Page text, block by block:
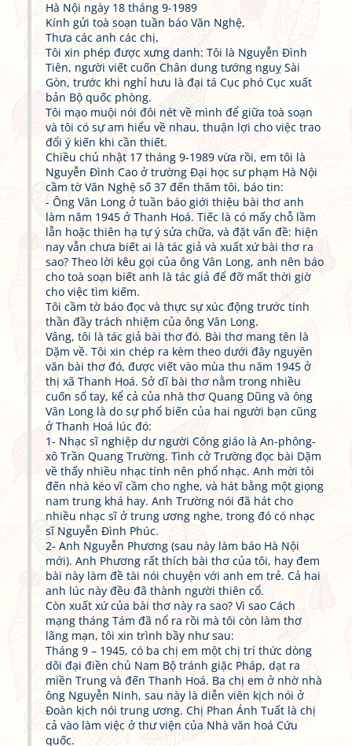
Hà Nội ngày 18 tháng 9-1989
Kính gửi toà soạn tuần báo Văn Nghệ,
Thưa các anh các chị,
Tôi xin phép được xưng danh: Tôi là Nguyễn Đình
Tiên, người viết cuốn Chân dung tướng nguỵ Sài
Gòn, trước khi nghỉ hưu là đại tá Cục phó Cục xuất
bản Bộ quốc phòng.
Tôi mạo muội nói đôi nét về mình để giữa toà soạn
và tôi có sự am hiểu về nhau, thuận lợi cho việc trao
đổi ý kiến khi cần thiết.
Chiều chủ nhật 17 tháng 9-1989 vừa rồi, em tôi là
Nguyễn Đình Cao ở trường Đại học sư phạm Hà Nội
cầm tờ Văn Nghệ số 37 đến thăm tôi, báo tin:
- Ông Vân Long ở tuần báo giới thiệu bài thơ anh
làm năm 1945 ở Thanh Hoá. Tiếc là có mấy chỗ lầm
lẫn hoặc thiên hạ tự ý sửa chữa, và đặt vấn đề: hiện
nay vẫn chưa biết ai là tác giả và xuất xứ bài thơ ra
sao? Theo lời kêu gọi của ông Vân Long, anh nên báo
cho toà soạn biết anh là tác giả để đỡ mất thời giờ
cho việc tìm kiếm.
Tôi cầm tờ báo đọc và thực sự xúc động trước tinh
thần đầy trách nhiệm của ông Vân Long.
Vâng, tôi là tác giả bài thơ đó. Bài thơ mang tên là
Dặm về. Tôi xin chép ra kèm theo dưới đây nguyên
văn bài thơ đó, được viết vào mùa thu năm 1945 ở
thị xã Thanh Hoá. Sở dĩ bài thơ nằm trong nhiều
cuốn sổ tay, kể cả của nhà thơ Quang Dũng và ông
Vân Long là do sự phổ biến của hai người bạn cũng
ở Thanh Hoá lúc đó:
1- Nhạc sĩ nghiệp dư người Công giáo là An-phông-
xô Trần Quang Trường. Tình cở Trường đọc bài Dặm
về thấy nhiều nhạc tính nên phổ nhạc. Anh mời tôi
đến nhà kéo vĩ cầm cho nghe, và hát bằng một giọng
nam trung khá hay. Anh Trường nói đã hát cho
nhiều nhạc sĩ ở trung ương nghe, trong đó có nhạc
sĩ Nguyễn Đình Phúc.
2- Anh Nguyễn Phương (sau này làm báo Hà Nội
mới). Anh Phương rất thích bài thơ của tôi, hay đem
bài này làm đề tài nói chuyện với anh em trẻ. Cả hai
anh lúc này đều đã thành người thiên cổ.
Còn xuất xứ của bài thơ này ra sao? Vì sao Cách
mạng tháng Tám đã nổ ra rồi mà tôi còn làm thơ
lãng mạn, tôi xin trình bầy như sau:
Tháng 9 – 1945, có ba chị em một chị trí thức dòng
dõi đại điền chủ Nam Bộ tránh giặc Pháp, dạt ra
miền Trung và đến Thanh Hoá. Ba chị em ở nhờ nhà
ông Nguyễn Ninh, sau này là diễn viên kịch nói ở
Đoàn kịch nói trung ương. Chị Phan Ánh Tuất là chị
cả vào làm việc ở thư viện của Nhà văn hoá Cứu
quốc.